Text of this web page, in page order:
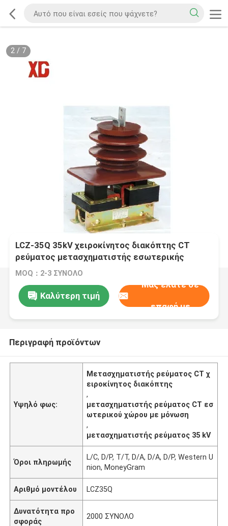
2/ 7
LCZ-35Q 35kV χειροκίνητος διακόπτης CT
ρεύματος μετασχηματιστής εσωτερικής
μόνωσης
MOQ：2-3 ΣΥΝΟΛΟ
Καλύτερη τιμή
Μας ελάτε σε
επαφή με
Περιγραφή προϊόντων
Υψηλό φως:
Μετασχηματιστής ρεύματος CT χ
ειροκίνητος διακόπτης
,
μετασχηματιστής ρεύματος CT εσ
ωτερικού χώρου με μόνωση
,
μετασχηματιστής ρεύματος 35 kV
Όροι πληρωμής
L/C, D/P, T/T, D/A, D/A, D/P, Western U
nion, MoneyGram
Αριθμό μοντέλου LCZ35Q
Δυνατότητα προ
σφοράς
2000 ΣΥΝΟΛΟ